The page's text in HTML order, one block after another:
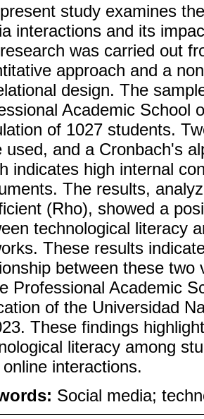
study examines
interactions and its
was carried out
approach and a
design. The
Academic School
of 1027 students.
used, and a Cronbach's
indicates high internal
The results,
(Rho), showed a
technological literacy
These results
between these
Professional Academic
of the Universidad
These findings
literacy among
interactions.
Social media;